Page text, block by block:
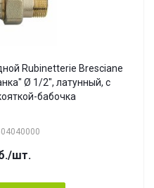
Rubinetterie Bresciane
Ø 1/2", латунный, с
бабочка
/шт.